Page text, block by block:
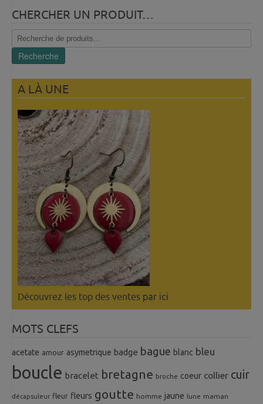
CHERCHER UN PRODUIT…
Recherche
pour :
Recherche
A LÀ UNE
Découvrez les top des ventes par ici
MOTS CLEFS
acetate amour asymetrique badge bague blanc bleu
boucle bracelet bretagne broche coeur collier cuir
décapsuleur fleur fleurs goutte homme jaune lune maman